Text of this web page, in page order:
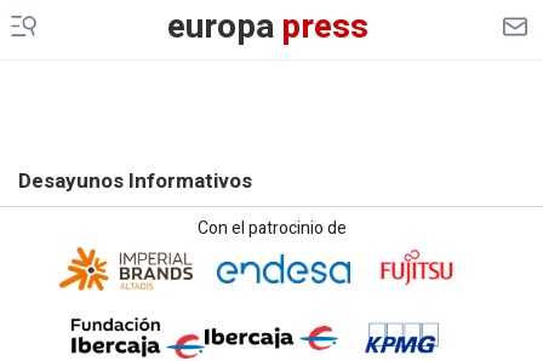
europapress
Desayunos Informativos
Con el patrocinio de